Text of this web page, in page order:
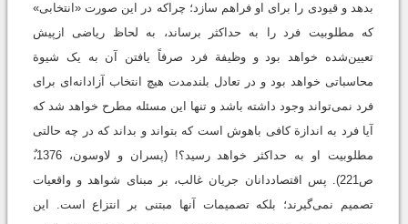
بدهد و قیودی را برای او فراهم سازد؛ چراکه در این صورت «انتخابی»
که مطلوبیت فرد را به حداکثر برساند، به لحاظ ریاضی ازپیش
تعیین‌شده خواهد بود و وظیفة فرد صرفاً یافتن آن به یک شیوة
محاسباتی خواهد بود و در تعادل بلندمدت هیچ انتخاب آزادانه‌ای برای
فرد نمی‌تواند وجود داشته‌ باشد و تنها این مسئله مطرح خواهد شد که
آیا فرد به اندازة کافی باهوش است که بتواند و بداند که در چه حالتی
مطلوبیت او به حداکثر خواهد رسید؟! (پسران و لاوسون، 1376،‌ٌ
ص221). پس اقتصاددانان جریان غالب، بر مبنای شواهد و واقعیات
تصمیم نمی‌گیرند؛ بلکه تصمیمات آنها مبتنی بر انتزاع است. این